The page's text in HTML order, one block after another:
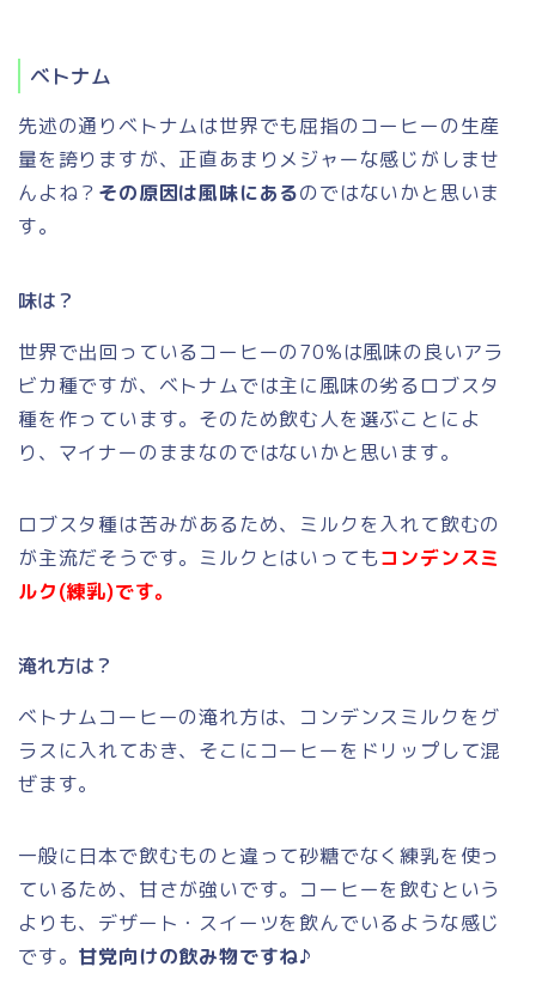
ベトナム
先述の通りベトナムは世界でも屈指のコーヒーの生産
量を誇りますが、正直あまりメジャーな感じがしませ
んよね？ その原因は風味にあるのではないかと思いま
す。
味は？
世界で出回っているコーヒーの70%は風味の良いアラ
ビカ種ですが、ベトナムでは主に風味の劣るロブスタ
種を作っています。そのため飲む人を選ぶことによ
り、マイナーのままなのではないかと思います。
ロブスタ種は苦みがあるため、ミルクを入れて飲むの
が主流だそうです。ミルクとはいってもコンデンスミ
ルク(練乳)です。
淹れ方は？
ベトナムコーヒーの淹れ方は、コンデンスミルクをグ
ラスに入れておき、そこにコーヒーをドリップして混
ぜます。
一般に日本で飲むものと違って砂糖でなく練乳を使っ
ているため、甘さが強いです。コーヒーを飲むという
よりも、デザート・スイーツを飲んでいるような感じ
です。 甘党向けの飲み物ですね♪